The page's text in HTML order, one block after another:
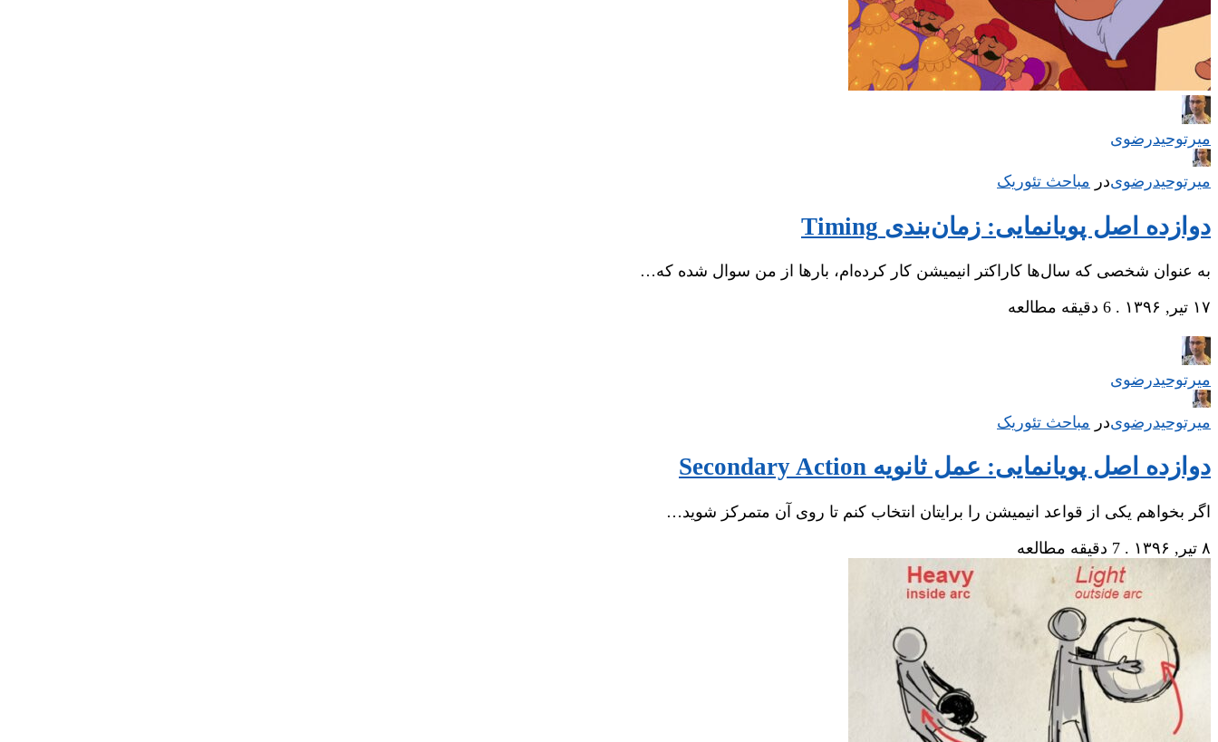
میر‌توحیدرضوی
میر‌توحیدرضویدر مباحث تئوریک
دوازده اصل پویانمایی: زمان‌بندی Timing
به عنوان شخصی که سال‌ها کاراکتر انیمیشن کار کرده‌ام، بارها از من سوال شده که…
۱۷ تیر, ۱۳۹۶
. 6 دقیقه مطالعه
میر‌توحیدرضوی
میر‌توحیدرضویدر مباحث تئوریک
دوازده اصل پویانمایی: عمل ثانویه Secondary Action
اگر بخواهم یکی از قواعد انیمیشن را برایتان انتخاب کنم تا روی آن متمرکز شوید…
۸ تیر, ۱۳۹۶
. 7 دقیقه مطالعه